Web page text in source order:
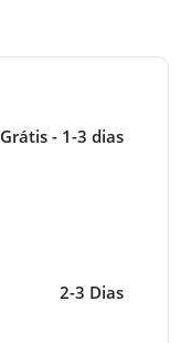
Grátis - 1-3 dias
2-3 Dias